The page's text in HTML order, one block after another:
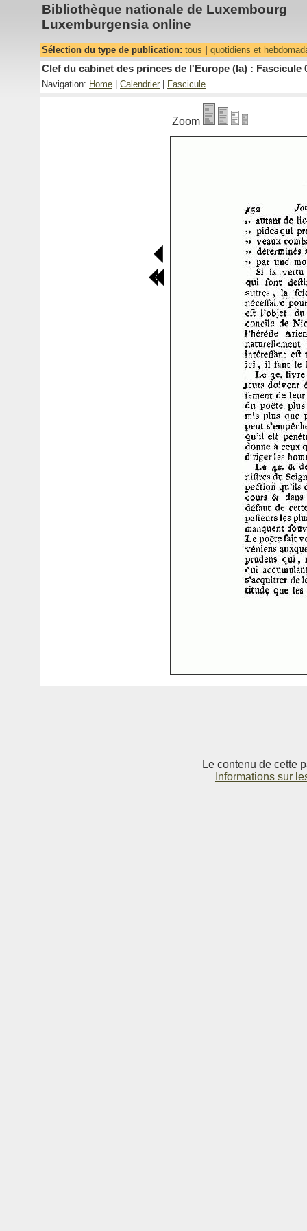
Bibliothèque nationale de Luxembourg
Luxemburgensia online
Sélection du type de publication: tous quotidiens et
Clef du cabinet des princes de l'Europe (la) : Fascicule
Navigation: Home Calendrier Fascicule
Zoom
Le contenu de cette
Informations sur